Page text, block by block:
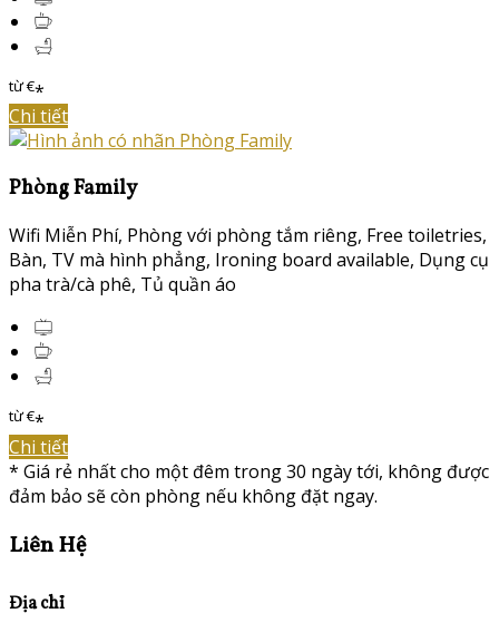
từ€*
Chi tiết
Phòng Family
Wifi Miễn Phí, Phòng với phòng tắm riêng, Free toiletries,
Bàn, TV mà hình phẳng, Ironing board available, Dụng cụ
pha trà/cà phê, Tủ quần áo
từ€*
Chi tiết
* Giá rẻ nhất cho một đêm trong 30 ngày tới, không được
đảm bảo sẽ còn phòng nếu không đặt ngay.
Liên Hệ
Địa chỉ